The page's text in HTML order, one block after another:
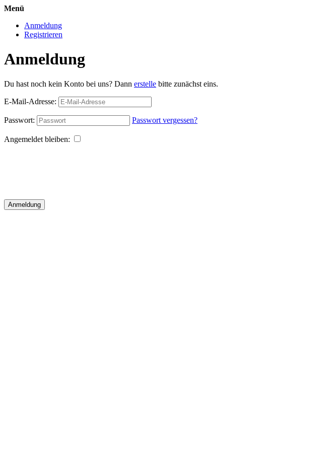
Menü
Anmeldung
Registrieren
Anmeldung
Du hast noch kein Konto bei uns? Dann erstelle bitte zunächst eins.
E-Mail-Adresse:
Passwort: Passwort vergessen?
Angemeldet bleiben:
Anmeldung